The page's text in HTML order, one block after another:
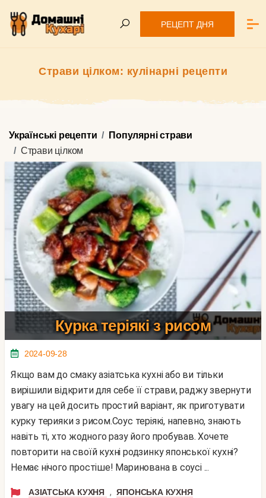
РЕЦЕПТ ДНЯ
Страви цілком: кулінарні рецепти
Українські рецепти
Популярні страви
Страви цілком
Курка теріякі з рисом
2024-09-28
Якщо вам до смаку азіатська кухні або ви тільки
вирішили відкрити для себе її страви, раджу звернути
увагу на цей досить простий варіант, як приготувати
курку терияки з рисом.Соус теріякі, напевно, знають
навіть ті, хто жодного разу його пробував. Хочете
повторити на своїй кухні родзинку японської кухні?
Немає нічого простіше! Маринована в соусі ...
АЗІАТСЬКА КУХНЯ , ЯПОНСЬКА КУХНЯ